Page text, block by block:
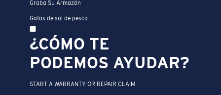
Graba Su Armazón
Gafas de sol de pesca
¿CÓMO TE
PODEMOS AYUDAR?
START A WARRANTY OR REPAIR CLAIM